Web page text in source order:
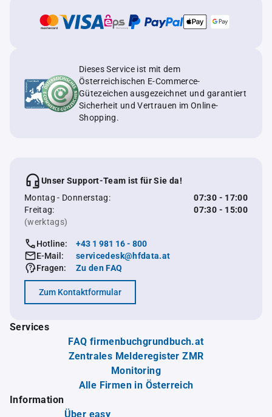
Dieses Service ist mit dem
Österreichischen E-Commerce-
Gütezeichen ausgezeichnet und garantiert
Sicherheit und Vertrauen im Online-
Shopping.
Unser Support-Team ist für Sie da!
Montag - Donnerstag:
07:30 - 17:00
Freitag:
07:30 - 15:00
(werktags)
Hotline:
+43 1 981 16 - 800
E-Mail:
servicedesk@hfdata.at
Fragen:
Zu den FAQ
Zum Kontaktformular
Services
FAQ firmenbuchgrundbuch.at
Zentrales Melderegister ZMR
Monitoring
Alle Firmen in Österreich
Information
Über easy